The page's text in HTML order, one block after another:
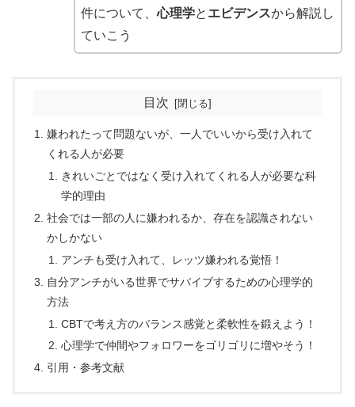
件について、心理学と エビデンスから解説し
ていこう
目次
嫌われたって問題ないが、一人でいいから受け入れて
くれる人が必要
きれいごとではなく受け入れてくれる人が必要な科
学的理由
社会では一部の人に嫌われるか、存在を認識されない
かしかない
アンチも受け入れて、レッツ嫌われる覚悟！
自分アンチがいる世界でサバイブするための心理学的
方法
CBTで考え方のバランス感覚と柔軟性を鍛えよう！
心理学で仲間やフォロワーをゴリゴリに増やそう！
引用・参考文献